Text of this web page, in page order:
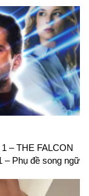
– THE FALCON
– Phụ đề song ngữ